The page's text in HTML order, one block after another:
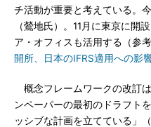
チ活動が重要と考えている。
（鶯地氏）。11月に東京に開
ア・オフィスも活用する（参考
開所、日本のIFRS適用への影
概念フレームワークの改訂
ンペーパーの最初のドラフト
ッシブな計画を立てている」